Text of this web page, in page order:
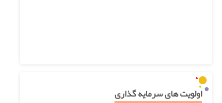
اولویت های سرمایه گذاری